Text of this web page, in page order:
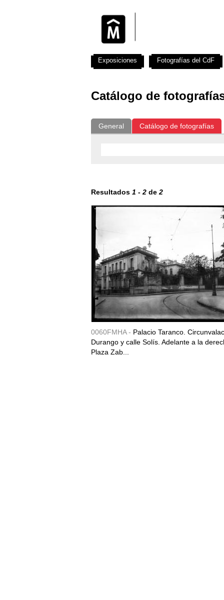
Catálogo de
General Catálogo de fotografías
Resultados 1 - 2 de 2
0060FMHA - Palacio Taranco.
Durango y calle Solís. Adelante a la
Plaza Zab...
Exposiciones Fotografías del CdF